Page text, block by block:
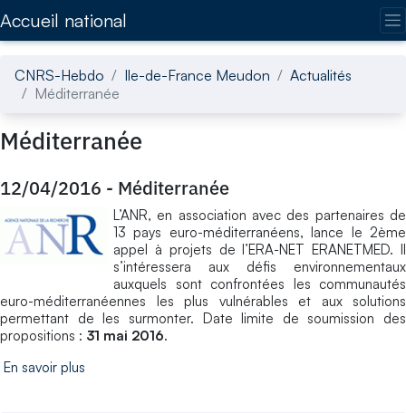
Accueil national
CNRS-Hebdo Ile-de-France Meudon
Actualités
Méditerranée
Méditerranée
12/04/2016 - Méditerranée
L’ANR, en association avec des partenaires de
13 pays euro-méditerranéens, lance le 2ème
appel à projets de l’ERA-NET ERANETMED. Il
s’intéressera aux défis environnementaux
auxquels sont confrontées les communautés
euro-méditerranéennes les plus vulnérables et aux solutions
permettant de les surmonter. Date limite de soumission des
propositions : 31 mai 2016.
En savoir plus